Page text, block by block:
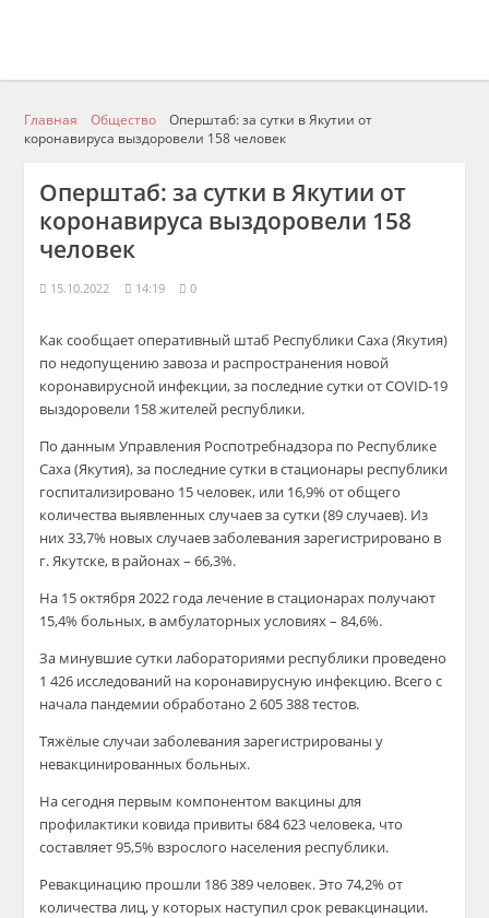
Главная Общество
Оперштаб: за сутки в Якутии от
коронавируса выздоровели 158 человек
Оперштаб: за сутки в Якутии от
коронавируса выздоровели 158
человек
15.10.2022 14:19 0
Как сообщает оперативный штаб Республики Саха (Якутия)
по недопущению завоза и распространения новой
коронавирусной инфекции, за последние сутки от COVID-19
выздоровели 158 жителей республики.
По данным Управления Роспотребнадзора по Республике
Саха (Якутия), за последние сутки в стационары республики
госпитализировано 15 человек, или 16,9% от общего
количества выявленных случаев за сутки (89 случаев). Из
них 33,7% новых случаев заболевания зарегистрировано в
г. Якутске, в районах – 66,3%.
На 15 октября 2022 года лечение в стационарах получают
15,4% больных, в амбулаторных условиях – 84,6%.
За минувшие сутки лабораториями республики проведено
1 426 исследований на коронавирусную инфекцию. Всего с
начала пандемии обработано 2 605 388 тестов.
Тяжёлые случаи заболевания зарегистрированы у
невакцинированных больных.
На сегодня первым компонентом вакцины для
профилактики ковида привиты 684 623 человека, что
составляет 95,5% взрослого населения республики.
Ревакцинацию прошли 186 389 человек. Это 74,2% от
количества лиц, у которых наступил срок ревакцинации.